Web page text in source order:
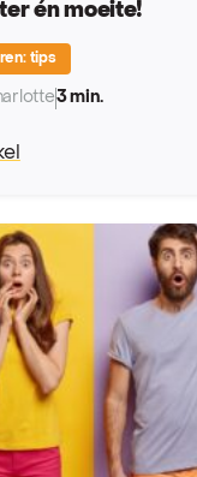
én moeite!
tips
3 min.